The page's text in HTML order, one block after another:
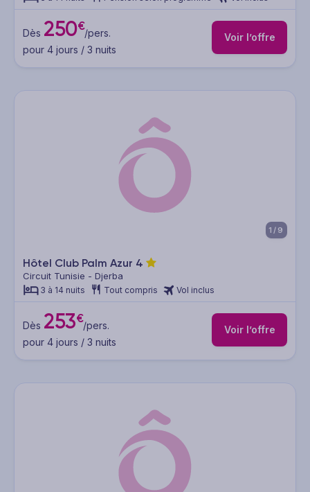
Dès 250€/pers.
pour 4 jours / 3 nuits
Voir l’offre
1/9
Hôtel Club Palm Azur 4
Circuit Tunisie - Djerba
3 à 14 nuits Tout compris Vol inclus
Dès 253€/pers.
pour 4 jours / 3 nuits
Voir l’offre